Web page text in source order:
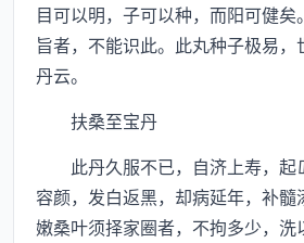
目可以明，子可以种，而阳可健
旨者，不能识此。此丸种子极易
丹云。
扶桑至宝丹
此丹久服不已，自济上寿，起
容颜，发白返黑，却病延年，补髓
嫩桑叶须择家圈者，不拘多少，洗